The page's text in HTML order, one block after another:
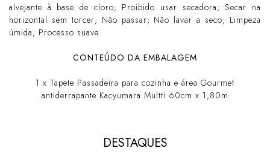
alvejante à base de cloro; Proibido usar secadora; Secar na
horizontal sem torcer; Não passar; Não lavar a seco; Limpeza
úmida; Processo suave.
CONTEÚDO DA EMBALAGEM
1 x Tapete Passadeira para cozinha e área Gourmet
antiderrapante Kacyumara Multti 60cm x 1,80m
DESTAQUES